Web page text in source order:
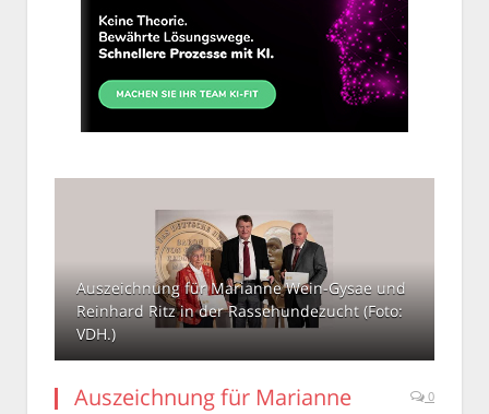
Auszeichnung für Marianne Wein-Gysae und
Reinhard Ritz in der Rassehundezucht (Foto:
VDH.)
Auszeichnung für Marianne
0